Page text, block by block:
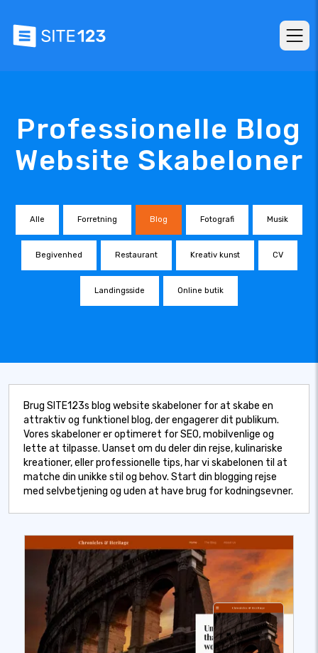
Professionelle Blog
Website Skabeloner
Alle Forretning Blog Fotografi Musik
Begivenhed Restaurant Kreativ kunst CV
Landingsside Online butik
Brug SITE123s blog website skabeloner for at skabe en
attraktiv og funktionel blog, der engagerer dit publikum.
Vores skabeloner er optimeret for SEO, mobilvenlige og
lette at tilpasse. Uanset om du deler din rejse, kulinariske
kreationer, eller professionelle tips, har vi skabelonen til at
matche din unikke stil og behov. Start din blogging rejse
med selvbetjening og uden at have brug for kodningsevner.